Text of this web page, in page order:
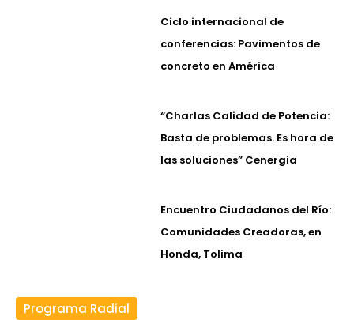
Ciclo internacional de
conferencias: Pavimentos de
concreto en América
“Charlas Calidad de Potencia:
Basta de problemas. Es hora de
las soluciones” Cenergia
Encuentro Ciudadanos del Río:
Comunidades Creadoras, en
Honda, Tolima
Programa Radial